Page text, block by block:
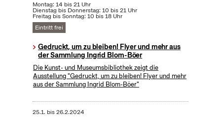
Montag: 14 bis 21 Uhr
Dienstag bis Donnerstag: 10 bis 21 Uhr
Freitag bis Sonntag: 10 bis 18 Uhr
Eintritt frei
Gedruckt, um zu bleiben! Flyer und mehr aus
der Sammlung Ingrid Blom-Böer
Die Kunst- und Museumsbibliothek zeigt die
Ausstellung "Gedruckt, um zu bleiben! Flyer und mehr
aus der Sammlung Ingrid Blom-Böer"
25.1. bis26.2.2024